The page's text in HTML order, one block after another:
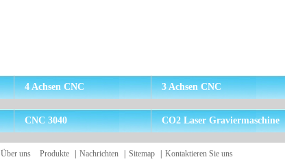
4 Achsen CNC 3 Achsen CNC
CNC 3040 CO2 Laser Graviermaschine
Über uns Produkte Nachrichten Sitemap Kontaktieren Sie uns